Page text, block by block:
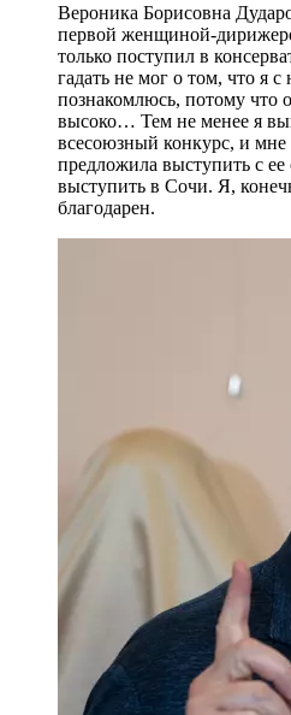
Вероника Борисовна
первой женщиной-
только поступил в
гадать не мог о том, что я
познакомлюсь, потому что
высоко… Тем не менее я
всесоюзный конкурс, и
предложила выступить с
выступить в Сочи. Я,
благодарен.